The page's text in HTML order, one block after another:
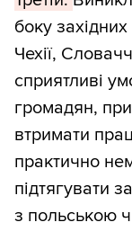
боку західних
Чехії,
сприятливі
громадян, при
втримати
практично
підтягувати
з польською